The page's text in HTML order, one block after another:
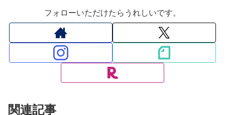
フォローいただけたらうれしいです。
関連記事